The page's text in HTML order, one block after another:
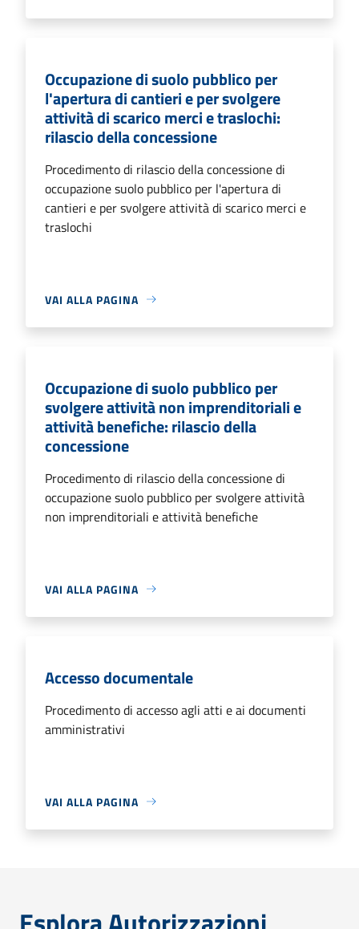
Occupazione di suolo pubblico per
l'apertura di cantieri e per svolgere
attività di scarico merci e traslochi:
rilascio della concessione
Procedimento di rilascio della concessione di
occupazione suolo pubblico per l'apertura di
cantieri e per svolgere attività di scarico merci e
traslochi
VAI ALLA PAGINA
Occupazione di suolo pubblico per
svolgere attività non imprenditoriali e
attività benefiche: rilascio della
concessione
Procedimento di rilascio della concessione di
occupazione suolo pubblico per svolgere attività
non imprenditoriali e attività benefiche
VAI ALLA PAGINA
Accesso documentale
Procedimento di accesso agli atti e ai documenti
amministrativi
VAI ALLA PAGINA